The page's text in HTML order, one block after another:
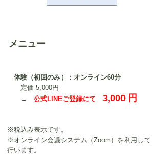
メニュー
体験（初回のみ）：オンライン60分
定価 5,000円
→ 公式LINEご登録にて 3,000 円
※税込み表示です。
※オンライン会議システム（Zoom）を利用して
行います。